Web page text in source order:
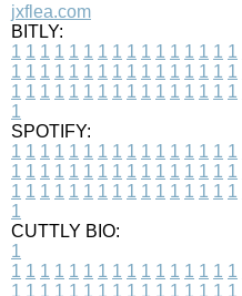
jxflea.com
BITLY:
1 1 1 1 1 1 1 1 1 1 1 1 1 1 1 1
1 1 1 1 1 1 1 1 1 1 1 1 1 1 1 1
1 1 1 1 1 1 1 1 1 1 1 1 1 1 1 1
1
SPOTIFY:
1 1 1 1 1 1 1 1 1 1 1 1 1 1 1 1
1 1 1 1 1 1 1 1 1 1 1 1 1 1 1 1
1 1 1 1 1 1 1 1 1 1 1 1 1 1 1 1
1
CUTTLY BIO:
1
1 1 1 1 1 1 1 1 1 1 1 1 1 1 1 1
1 1 1 1 1 1 1 1 1 1 1 1 1 1 1 1